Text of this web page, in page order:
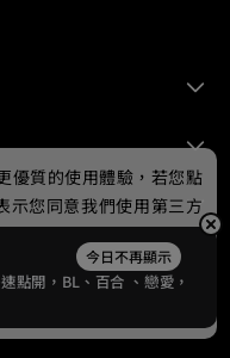
Co., Ltd.
今日不再顯示
點開，BL、 百合 、戀愛，
優質的使用體驗，若您點
示您同意我們使用第三方
策。